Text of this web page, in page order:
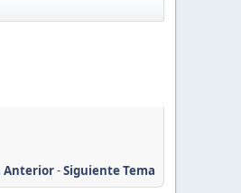
Anterior-Siguiente Tema